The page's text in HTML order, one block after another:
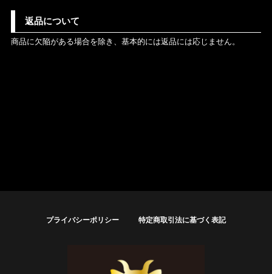
返品について
商品に欠陥がある場合を除き、基本的には返品には応じません。
プライバシーポリシー 特定商取引法に基づく表記